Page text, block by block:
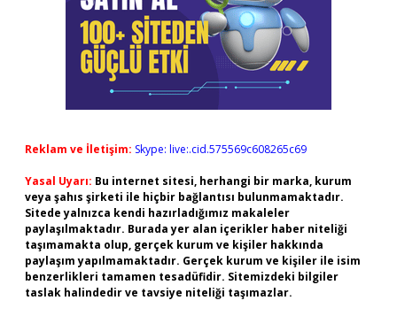
Reklam ve İletişim: Skype: live:.cid.575569c608265c69
Yasal Uyarı: Bu internet sitesi, herhangi bir marka, kurum
veya şahıs şirketi ile hiçbir bağlantısı bulunmamaktadır.
Sitede yalnızca kendi hazırladığımız makaleler
paylaşılmaktadır. Burada yer alan içerikler haber niteliği
taşımamakta olup, gerçek kurum ve kişiler hakkında
paylaşım yapılmamaktadır. Gerçek kurum ve kişiler ile isim
benzerlikleri tamamen tesadüfidir. Sitemizdeki bilgiler
taslak halindedir ve tavsiye niteliği taşımazlar.